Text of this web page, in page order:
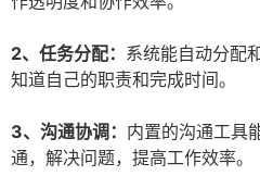
2、任务分配： 系统能自动分配
知道自己的职责和完成时间。
3、沟通协调： 内置的沟通工具
通，解决问题，提高工作效率。